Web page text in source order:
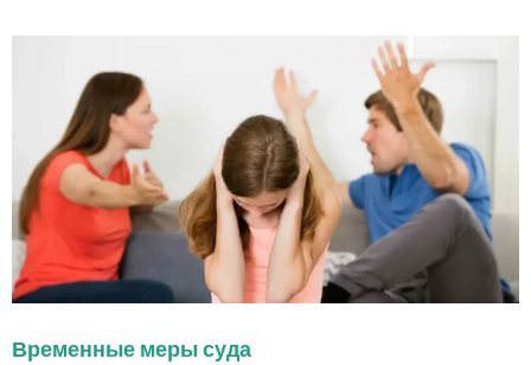
Временные меры суда